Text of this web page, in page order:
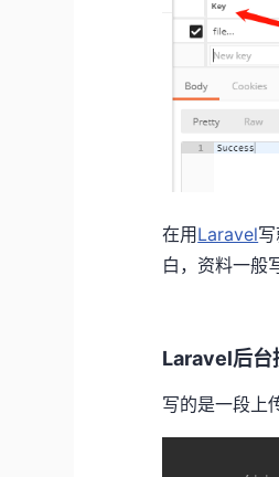
在用 Laravel
白，资料一般
Laravel后台
写的是一段上